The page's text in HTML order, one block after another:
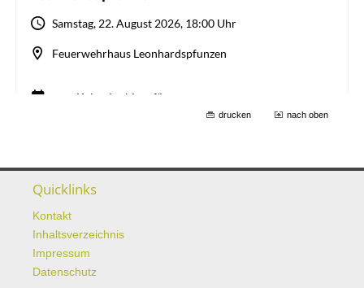
drucken nach oben
Quicklinks
Kontakt
Inhaltsverzeichnis
Impressum
Datenschutz